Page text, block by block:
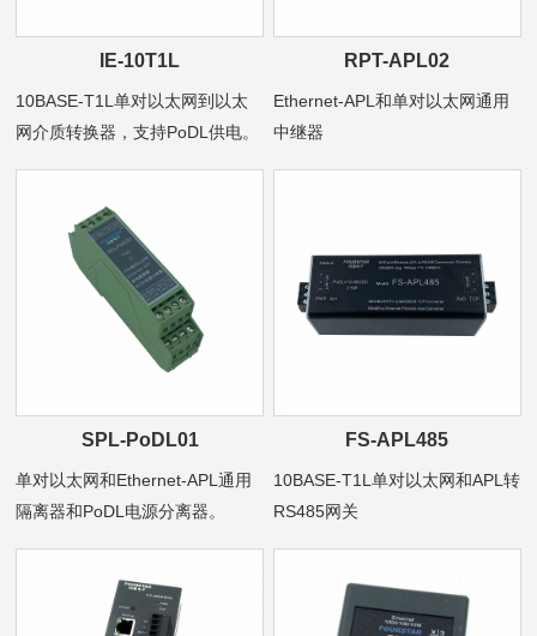
IE-10T1L
10BASE-T1L单对以太网到以太
网介质转换器，支持PoDL供电。
RPT-APL02
Ethernet-APL和单对以太网通用
中继器
SPL-PoDL01
单对以太网和Ethernet-APL通用
隔离器和PoDL电源分离器。
FS-APL485
10BASE-T1L单对以太网和APL转
RS485网关